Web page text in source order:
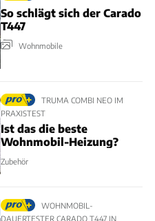
So schlägt sich der Carado
T447
Wohnmobile
TRUMA COMBI NEO IM
PRAXISTEST
Ist das die beste
Wohnmobil-Heizung?
Zubehör
WOHNMOBIL-
DAUERTESTER CARADO T447 IN